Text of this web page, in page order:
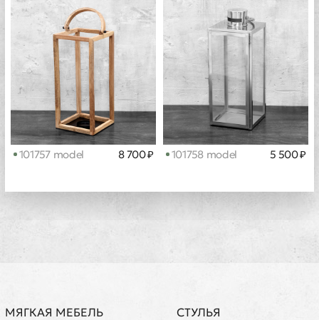
101757 model 8 700 ₽ 101758 model 5 500 ₽
МЯГКАЯ МЕБЕЛЬ
СТУЛЬЯ